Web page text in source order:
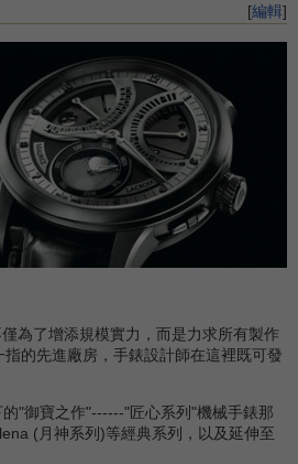
[編輯]
為了增添規模實力，而是力求所有製作
的先進廠房，手錶設計師在這裡既可發
"御寶之作"------"匠心系列"機械手錶那
(月神系列)等經典系列，以及延伸至